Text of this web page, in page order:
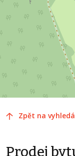
Zpět na
Prodej